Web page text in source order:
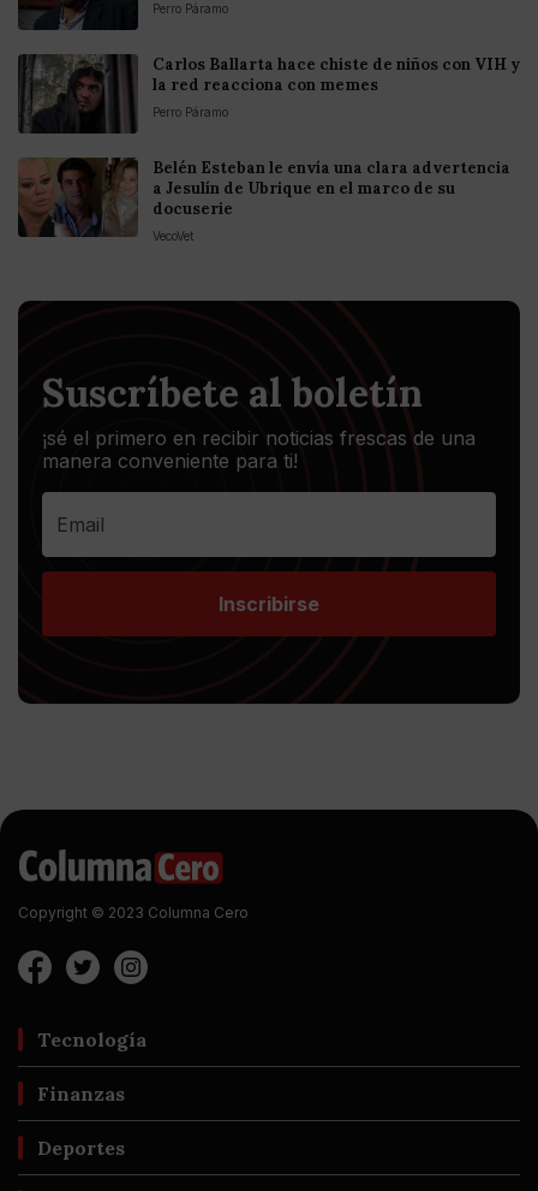
Perro Páramo
Carlos Ballarta hace chiste de niños con VIH y
la red reacciona con memes
Perro Páramo
Belén Esteban le envía una clara advertencia
a Jesulín de Ubrique en el marco de su
docuserie
VecoVet
Suscríbete al boletín
¡sé el primero en recibir noticias frescas de una
manera conveniente para ti!
Inscribirse
Copyright © 2023 Columna Cero
Tecnología
Finanzas
Deportes